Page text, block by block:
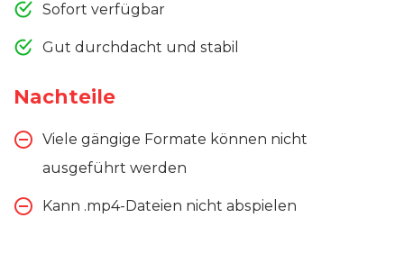
Sofort verfügbar
Gut durchdacht und stabil
Nachteile
Viele gängige Formate können nicht
ausgeführt werden
Kann .mp4-Dateien nicht abspielen